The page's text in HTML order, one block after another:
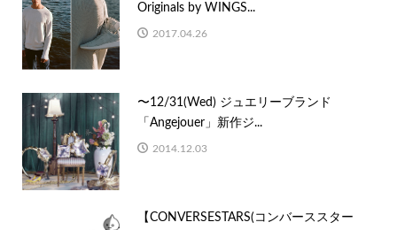
Originals by WINGS...
2017.04.26
〜12/31(Wed) ジュエリーブランド
「Angejouer」新作ジ...
2014.12.03
【CONVERSESTARS(コンバーススター